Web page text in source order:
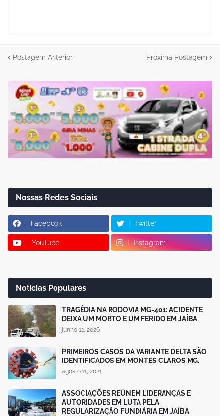
Postagem Anterior Próxima Postagem
Nossas Redes Sociais
Facebook Twitter
YouTube Instagram
Notícias Populares
TRAGÉDIA NA RODOVIA MG-401: ACIDENTE
DEIXA UM MORTO E UM FERIDO EM JAÍBA
junho 12, 2026
PRIMEIROS CASOS DA VARIANTE DELTA SÃO
IDENTIFICADOS EM MONTES CLAROS MG.
agosto 11, 2021
ASSOCIAÇÕES REÚNEM LIDERANÇAS E
AUTORIDADES EM LUTA PELA
REGULARIZAÇÃO FUNDIÁRIA EM JAÍBA